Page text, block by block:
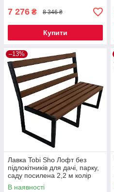
7 276 ₴ 8 346 ₴
Купити
–13%
Лавка Tobi Sho Лофт без
підлокітників для дачі, парку,
саду посилена 2,2 м колір
горіх
В наявності